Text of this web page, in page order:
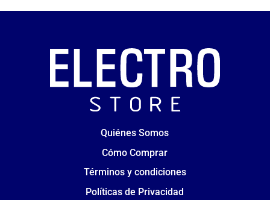
Quiénes Somos
Cómo Comprar
Términos y condiciones
Políticas de Privacidad